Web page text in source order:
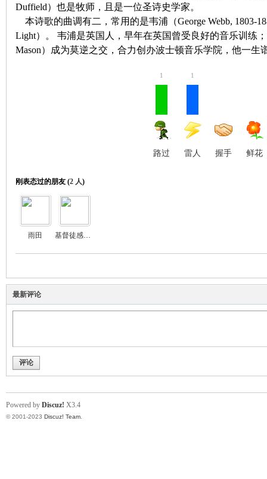
Duffield）也是牧师，且是一位圣诗史学家。
本诗歌的曲调有二，常用的是韦浦（George Webb, 1803-
Light）。
韦浦是英国人，早年在英国曾受良好的音乐训练
Mason）成为莫逆之交，合力创办波士顿音乐学院，他一生
1
路过
1
雷人 握手 鲜花
刚表态过的朋友 (2 人)
雨田 基督徒感恩的心
最新评论
评论
Powered by Discuz! X3.4
© 2001-2023 Discuz! Team